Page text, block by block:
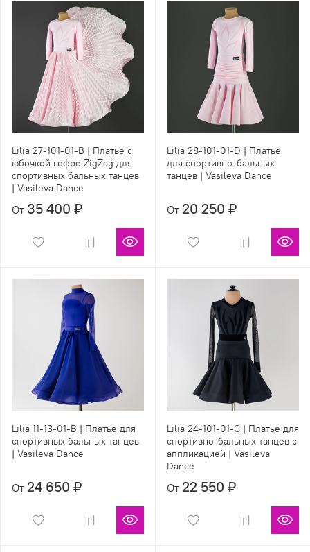
Lilia 27-101-01-B | Платье с
юбочкой гофре ZigZag для
спортивных бальных танцев
| Vasileva Dance
От 35 400 ₽
Lilia 28-101-01-D | Платье
для спортивно-бальных
танцев | Vasileva Dance
От 20 250 ₽
Lilia 11-13-01-B | Платье для
спортивных бальных танцев
| Vasileva Dance
От 24 650 ₽
Lilia 24-101-01-С | Платье для
спортивно-бальных танцев с
аппликацией | Vasileva
Dance
От 22 550 ₽